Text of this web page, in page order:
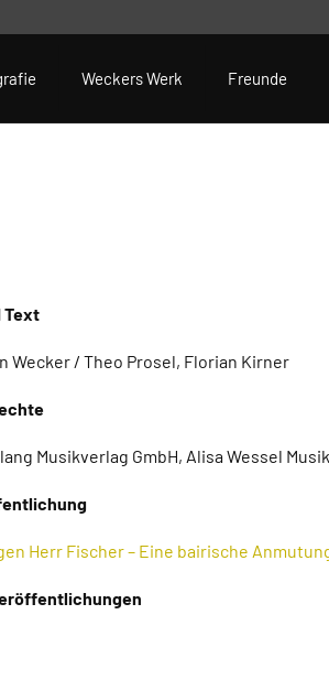
Weckers Werk Freunde
Text
Wecker / Theo Prosel, Florian Kirner
Musikverlag GmbH, Alisa Wessel
Herr Fischer – Eine bairische